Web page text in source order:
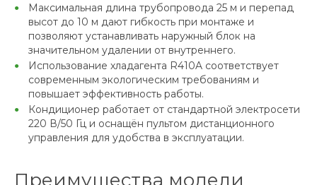
Максимальная длина трубопровода 25 м и перепад
высот до 10 м дают гибкость при монтаже и
позволяют устанавливать наружный блок на
значительном удалении от внутреннего.
Использование хладагента R410A соответствует
современным экологическим требованиям и
повышает эффективность работы.
Кондиционер работает от стандартной электросети
220 В/50 Гц и оснащён пультом дистанционного
управления для удобства в эксплуатации.
Преимущества модели